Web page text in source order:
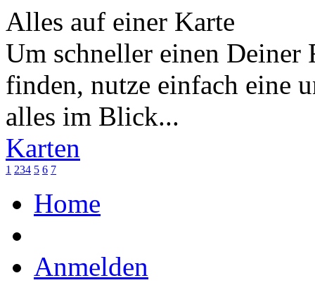
Alles auf einer Karte
Um schneller einen Deiner
finden, nutze einfach eine
alles im Blick...
Karten
1 234 5 6 7
Home
Anmelden